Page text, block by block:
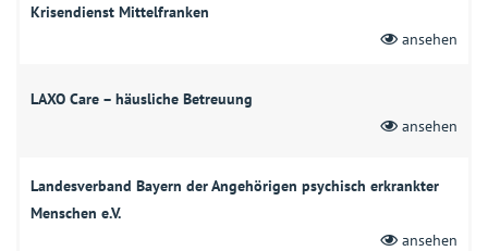
Krisendienst Mittelfranken
ansehen
LAXO Care – häusliche Betreuung
ansehen
Landesverband Bayern der Angehörigen psychisch erkrankter
Menschen e.V.
ansehen